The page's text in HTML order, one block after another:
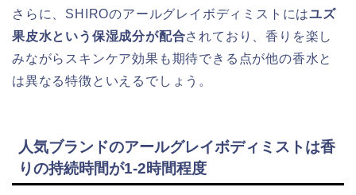
さらに、SHIROのアールグレイボディミストにはユズ
果皮水という保湿成分が配合されており、香りを楽し
みながらスキンケア効果も期待できる点が他の香水と
は異なる特徴といえるでしょう。
人気ブランドのアールグレイボディミストは香
りの持続時間が1-2時間程度